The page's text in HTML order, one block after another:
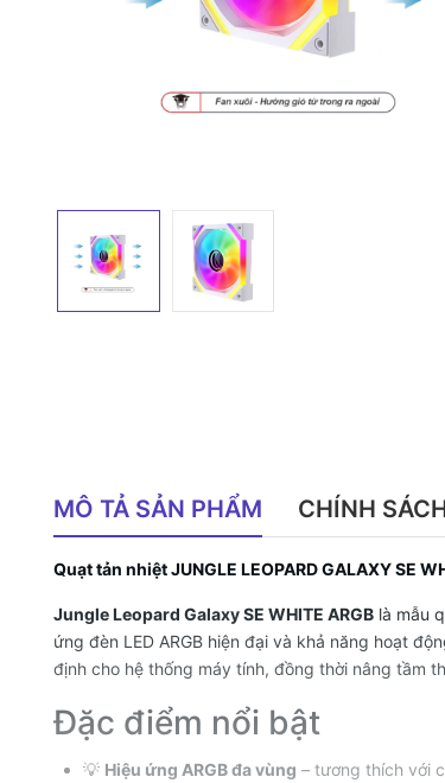
MÔ TẢ SẢN PHẨM CHÍNH
Quạt tản nhiệt JUNGLE LEOPARD GALAXY SE
Jungle Leopard Galaxy SE WHITE ARGB là mẫu
ứng đèn LED ARGB hiện đại và khả năng hoạt
định cho hệ thống máy tính, đồng thời nâng tầm
Đặc điểm nổi bật
💡 Hiệu ứng ARGB đa vùng – tương thích với